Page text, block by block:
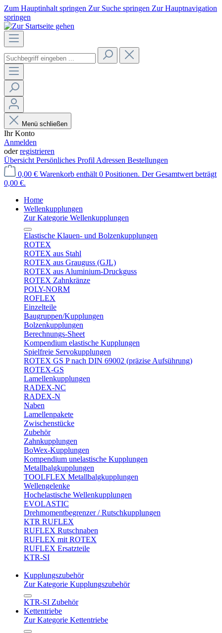
Zum Hauptinhalt springen Zur Suche springen Zur Hauptnavigation
springen
Menü schließen
Ihr Konto
Anmelden
oderregistrieren
Übersicht Persönliches Profil Adressen Bestellungen
0,00 € Warenkorb enthält 0 Positionen. Der Gesamtwert beträgt
0,00 €.
Home
Wellenkupplungen
Zur Kategorie Wellenkupplungen
Elastische Klauen- und Bolzenkupplungen
ROTEX
ROTEX aus Stahl
ROTEX aus Grauguss (GJL)
ROTEX aus Aluminium-Druckguss
ROTEX Zahnkränze
POLY-NORM
ROFLEX
Einzelteile
Baugruppen/Kupplungen
Bolzenkupplungen
Berechnungs-Sheet
Kompendium elastische Kupplungen
Spielfreie Servokupplungen
ROTEX GS P nach DIN 69002 (präzise Aufsührung)
ROTEX-GS
Lamellenkupplungen
RADEX-NC
RADEX-N
Naben
Lamellenpakete
Zwischenstücke
Zubehör
Zahnkupplungen
BoWex-Kupplungen
Kompendium unelastische Kupplungen
Metallbalgkupplungen
TOOLFLEX Metallbalgkupplungen
Wellengelenke
Hochelastische Wellenkupplungen
EVOLASTIC
Drehmomentbegrenzer / Rutschkupplungen
KTR RUFLEX
RUFLEX Rutschnaben
RUFLEX mit ROTEX
RUFLEX Ersatzteile
KTR-SI
Kupplungszubehör
Zur Kategorie Kupplungszubehör
KTR-SI Zubehör
Kettentriebe
Zur Kategorie Kettentriebe